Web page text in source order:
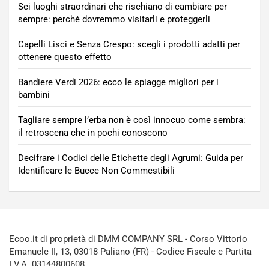
Sei luoghi straordinari che rischiano di cambiare per
sempre: perché dovremmo visitarli e proteggerli
Capelli Lisci e Senza Crespo: scegli i prodotti adatti per
ottenere questo effetto
Bandiere Verdi 2026: ecco le spiagge migliori per i
bambini
Tagliare sempre l’erba non è così innocuo come sembra:
il retroscena che in pochi conoscono
Decifrare i Codici delle Etichette degli Agrumi: Guida per
Identificare le Bucce Non Commestibili
Ecoo.it di proprietà di DMM COMPANY SRL - Corso Vittorio
Emanuele II, 13, 03018 Paliano (FR) - Codice Fiscale e Partita